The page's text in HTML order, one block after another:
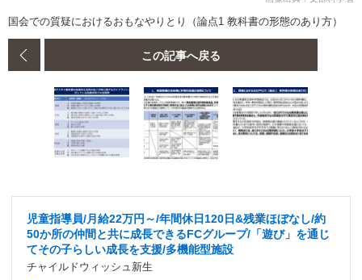
国会での質疑におけるおもなやりとり（論点1 教科書の形態のあり方）
この記事へ戻る
児童指導員/月給22万円～/年間休日120日&残業ほぼなし/約
50か所の仲間と共に成長できるFCグループ/「遊び」を通じ
てその子らしい成長を支援/多機能型施設
チャイルドウィッシュ新生